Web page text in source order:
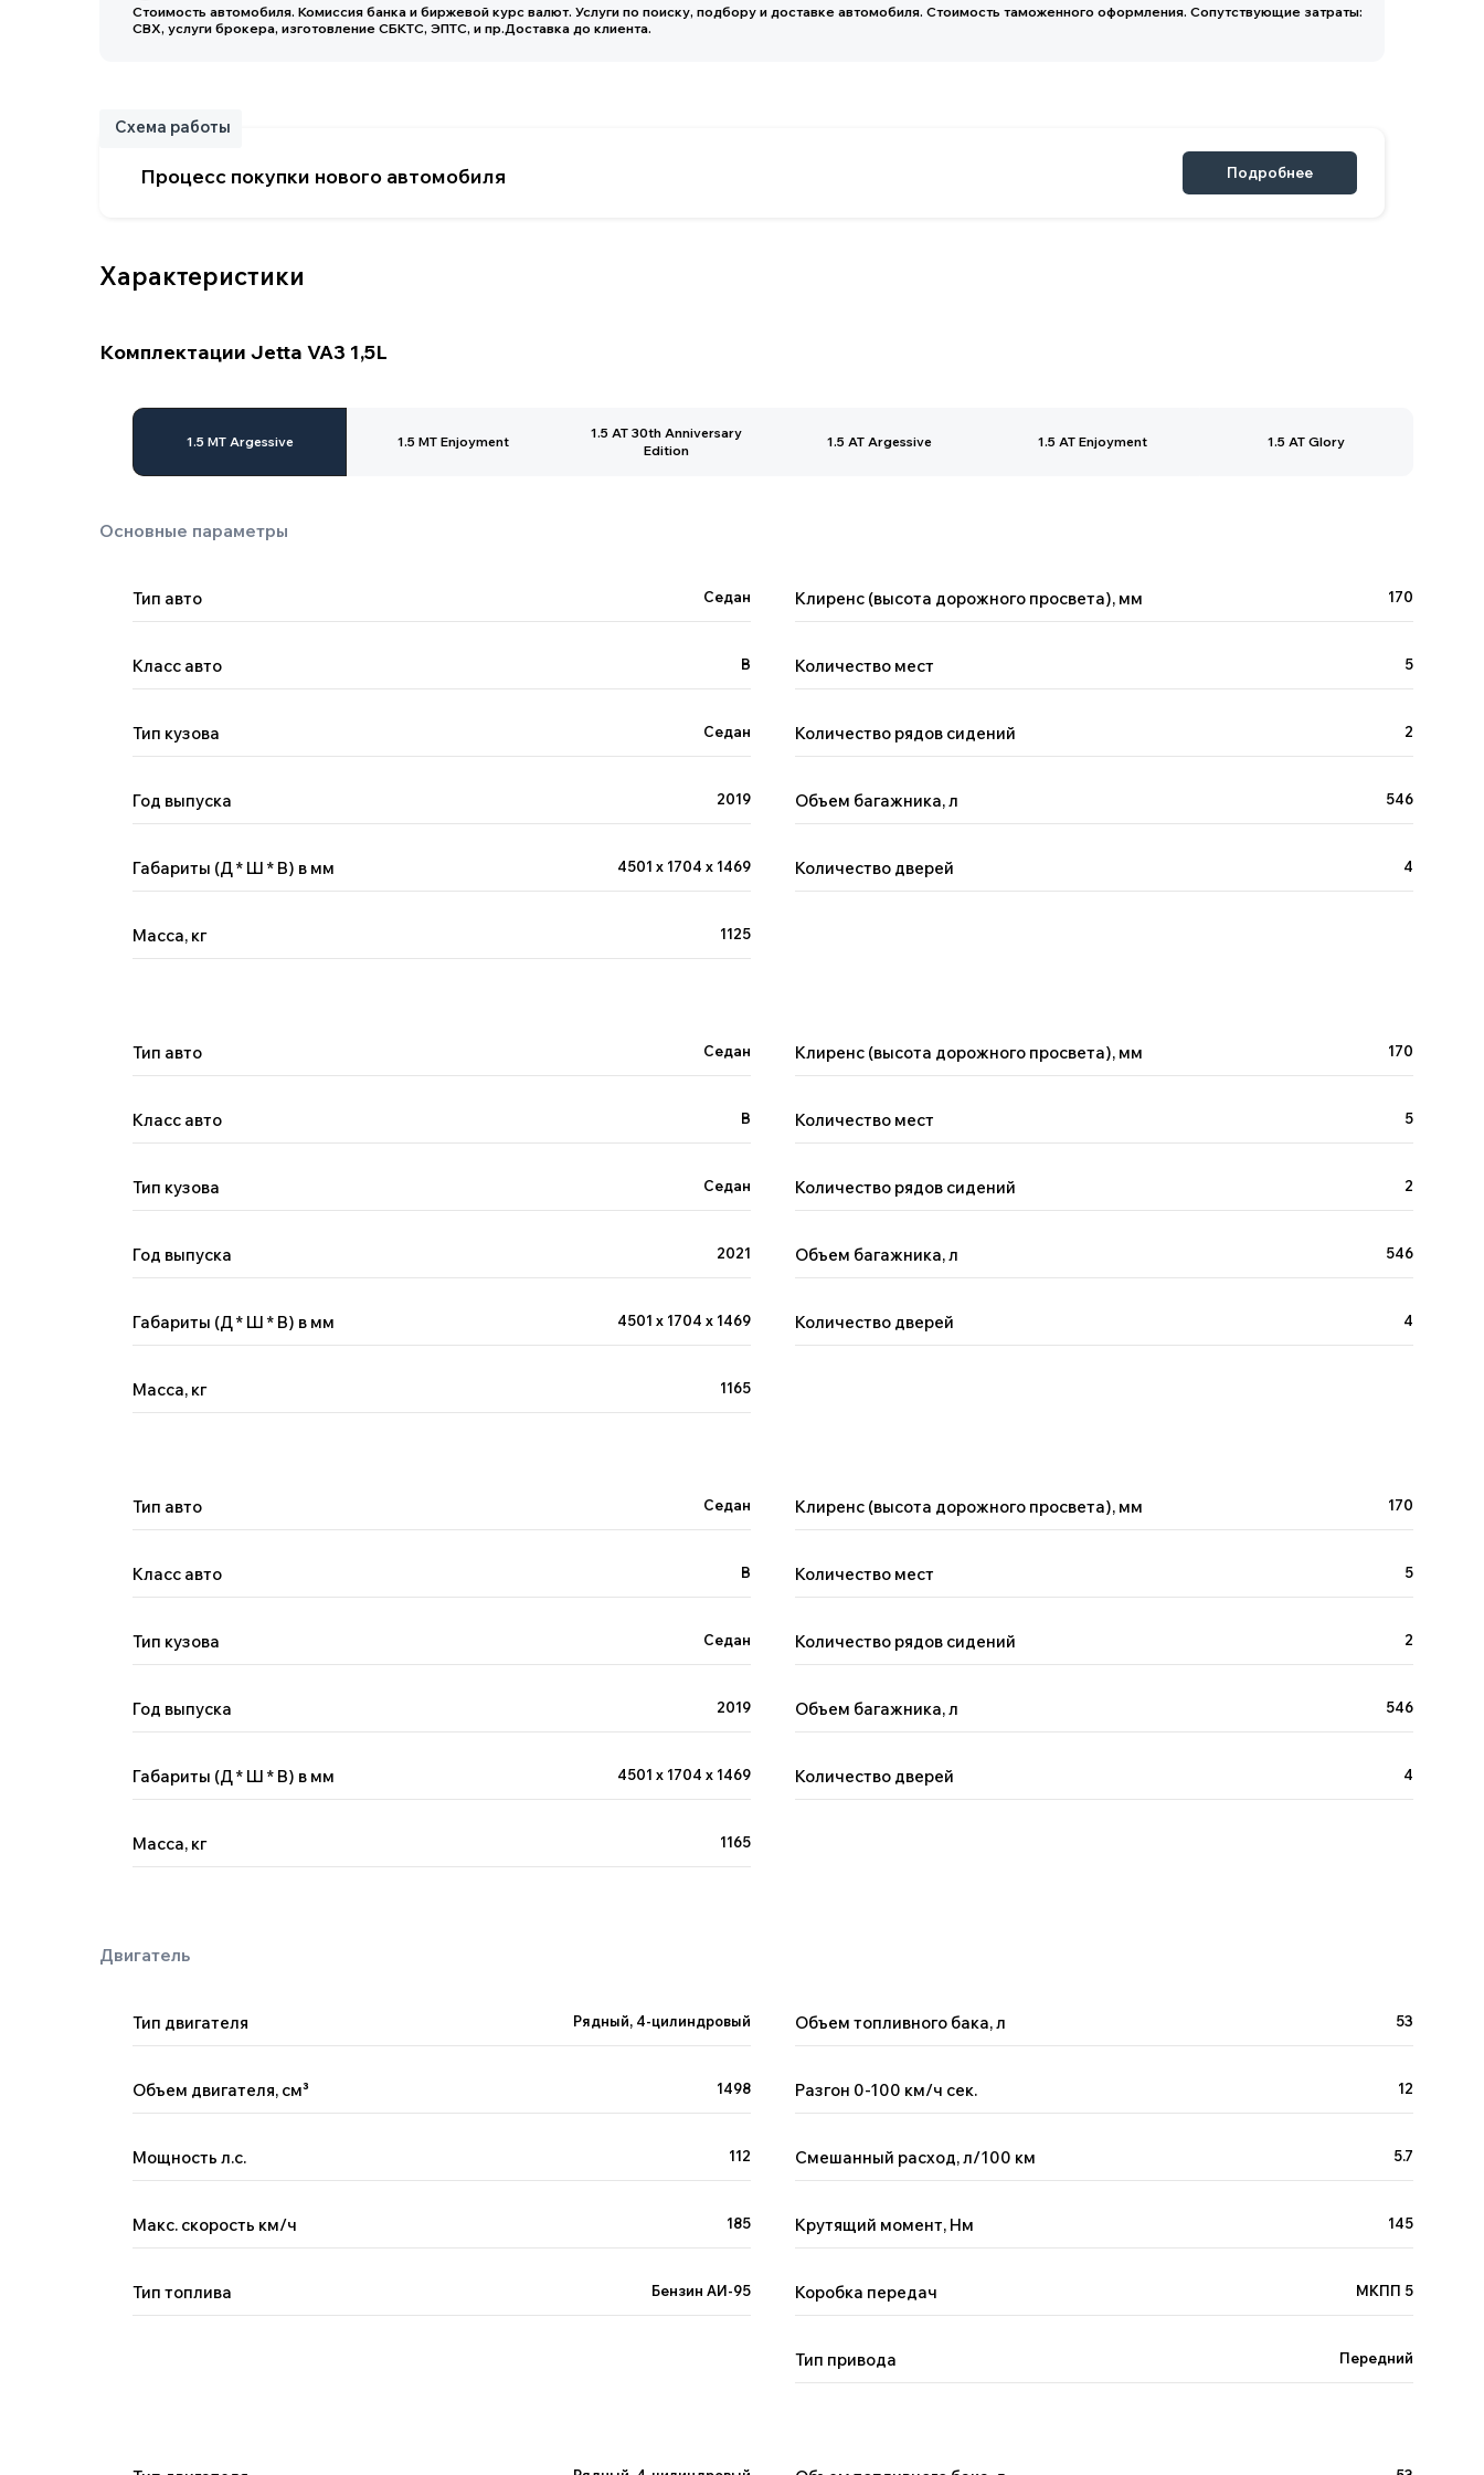
Схема работы
Характеристики
1.5 MT Argessive 1.5 MT Enjoyment
1.5 AT 30th Anniversary
Edition
1.5 AT Argessive 1.5 AT Enjoyment 1.5 AT Glory
Основные параметры
Тип авто Седан
Класс авто B
Тип кузова Седан
Год выпуска 2019
Габариты (Д * Ш * В) в мм 4501 х 1704 х 1469
Масса, кг 1125
Клиренс (высота дорожного просвета), мм 170
Количество мест 5
Количество рядов сидений 2
Объем багажника, л 546
Количество дверей 4
Тип авто Седан
Класс авто B
Тип кузова Седан
Год выпуска 2021
Габариты (Д * Ш * В) в мм 4501 х 1704 х 1469
Масса, кг 1165
Клиренс (высота дорожного просвета), мм 170
Количество мест 5
Количество рядов сидений 2
Объем багажника, л 546
Количество дверей 4
Тип авто Седан
Класс авто B
Тип кузова Седан
Год выпуска 2019
Габариты (Д * Ш * В) в мм 4501 х 1704 х 1469
Масса, кг 1165
Клиренс (высота дорожного просвета), мм 170
Количество мест 5
Количество рядов сидений 2
Объем багажника, л 546
Количество дверей 4
Двигатель
Тип двигателя Рядный, 4-цилиндровый
Объем двигателя, см³ 1498
Мощность л.с. 112
Макс. скорость км/ч 185
Тип топлива Бензин АИ-95
Объем топливного бака, л 53
Разгон 0-100 км/ч сек. 12
Смешанный расход, л/100 км 5.7
Крутящий момент, Нм 145
Коробка передач МКПП 5
Тип привода Передний